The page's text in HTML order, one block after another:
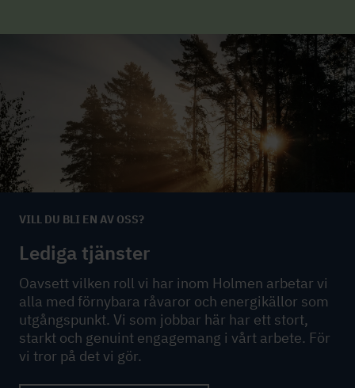
VILL DU BLI EN AV OSS?
Lediga tjänster
Oavsett vilken roll vi har inom Holmen arbetar vi
alla med förnybara råvaror och energikällor som
utgångspunkt. Vi som jobbar här har ett stort,
starkt och genuint engagemang i vårt arbete. För
vi tror på det vi gör.